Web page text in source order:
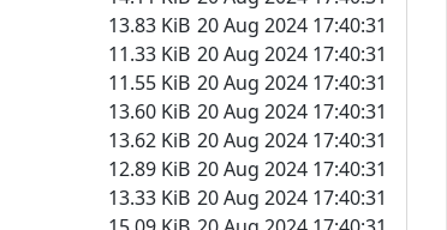
13.83 KiB 20 Aug 2024 17:40:31
11.33 KiB 20 Aug 2024 17:40:31
11.55 KiB 20 Aug 2024 17:40:31
13.60 KiB 20 Aug 2024 17:40:31
13.62 KiB 20 Aug 2024 17:40:31
12.89 KiB 20 Aug 2024 17:40:31
13.33 KiB 20 Aug 2024 17:40:31